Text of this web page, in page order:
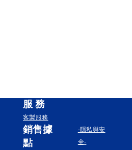
服 務
客製服務
銷售據
點
-隱私與安
全-